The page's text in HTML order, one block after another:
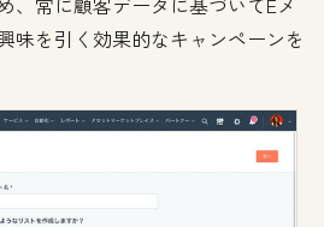
味を引く効果的なキャンペーンを